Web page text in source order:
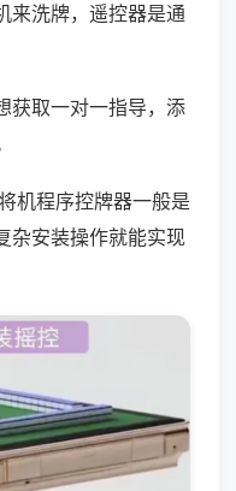
来洗牌，遥控器是通
获取一对一指导，添
机程序控牌器一般是
杂安装操作就能实现